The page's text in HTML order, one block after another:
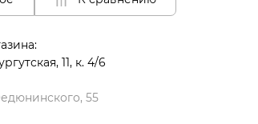
11, к. 4/6
55